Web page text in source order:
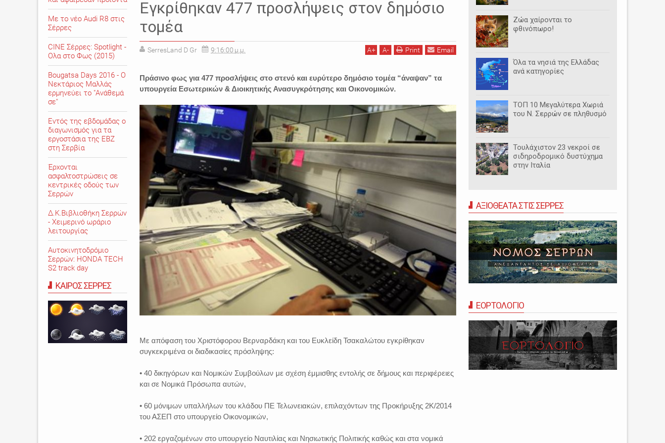
Εγκρίθηκαν 477 προσλήψεις στον δημόσιο
τομέα
SerresLand D Gr 9:16:00 μ.μ. A+ A- Print Email
Πράσινο φως για 477 προσλήψεις στο στενό και ευρύτερο δημόσιο τομέα “άναψαν” τα
υπουργεία Εσωτερικών & Διοικητικής Ανασυγκρότησης και Οικονομικών.
Με απόφαση του Χριστόφορου Βερναρδάκη και του Ευκλείδη Τσακαλώτου εγκρίθηκαν
συγκεκριμένα οι διαδικασίες πρόσληψης:
• 40 δικηγόρων και Νομικών Συμβούλων με σχέση έμμισθης εντολής σε δήμους και περιφέρειες
και σε Νομικά Πρόσωπα αυτών,
• 60 μόνιμων υπαλλήλων του κλάδου ΠΕ Τελωνειακών, επιλαχόντων της Προκήρυξης 2Κ/2014
του ΑΣΕΠ στο υπουργείο Οικονομικών,
• 202 εργαζομένων στο υπουργείο Ναυτιλίας και Νησιωτικής Πολιτικής καθώς και στα νομικά
Ζώα χαίρονται το
φθινόπωρο!
Όλα τα νησιά της Ελλάδας
ανά κατηγορίες
ΤΟΠ 10 Μεγαλύτερα Χωριά
του Ν. Σερρών σε πληθυσμό
Τουλάχιστον 23 νεκροί σε
σιδηροδρομικό δυστύχημα
στην Ιταλία
ΑΞΙΟΘΕΑΤΑ ΣΤΙΣ ΣΕΡΡΕΣ
ΕΟΡΤΟΛΟΓΙΟ
Με το νέο Audi R8 στις
Σέρρες
CINE Σέρρες: Spotlight -
Ολα στο Φως (2015)
Bougatsa Days 2016 - Ο
Νεκτάριος Μαλλάς
ερμηνεύει το "Ανάθεμά
σε"
Εντός της εβδομάδας ο
διαγωνισμός για τα
εργοστάσια της ΕΒΖ
στη Σερβία
Έρχονται
ασφαλτοστρώσεις σε
κεντρικές οδούς των
Σερρών
Δ.Κ.Βιβλιοθήκη Σερρών
- Χειμερινό ωράριο
λειτουργίας
Αυτοκινητοδρόμιο
Σερρών: HONDA TECH
S2 track day
ΚΑΙΡΟΣ ΣΕΡΡΕΣ